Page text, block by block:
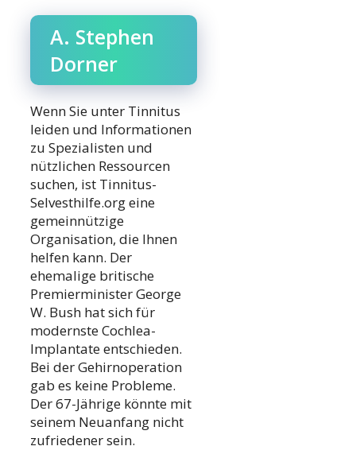
A. Stephen
Dorner
Wenn Sie unter Tinnitus
leiden und Informationen
zu Spezialisten und
nützlichen Ressourcen
suchen, ist Tinnitus-
Selvesthilfe.org eine
gemeinnützige
Organisation, die Ihnen
helfen kann. Der
ehemalige britische
Premierminister George
W. Bush hat sich für
modernste Cochlea-
Implantate entschieden.
Bei der Gehirnoperation
gab es keine Probleme.
Der 67-Jährige könnte mit
seinem Neuanfang nicht
zufriedener sein.